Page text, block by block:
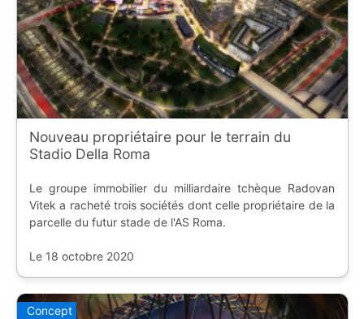
Nouveau propriétaire pour le terrain du
Stadio Della Roma
Le groupe immobilier du milliardaire tchèque Radovan
Vitek a racheté trois sociétés dont celle propriétaire de la
parcelle du futur stade de l'AS Roma.
Le 18 octobre 2020
Concept